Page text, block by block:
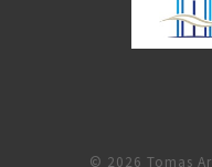
© 2026 Tomas